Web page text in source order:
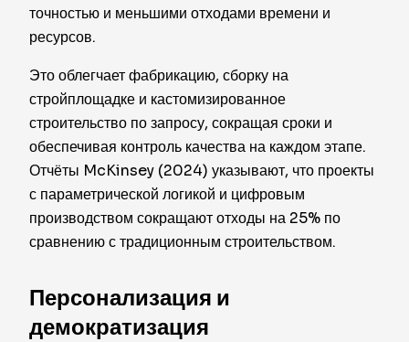
точностью и меньшими отходами времени и
ресурсов.
Это облегчает фабрикацию, сборку на
стройплощадке и кастомизированное
строительство по запросу, сокращая сроки и
обеспечивая контроль качества на каждом этапе.
Отчёты McKinsey (2024) указывают, что проекты
с параметрической логикой и цифровым
производством сокращают отходы на 25% по
сравнению с традиционным строительством.
Персонализация и
демократизация